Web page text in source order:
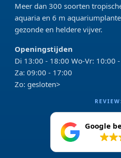
Meer dan 300 soorten
aquaria en 6 m
gezonde en heldere vijver.
Openingstijden
Di 13:00 - 18:00 Wo-Vr: 10:00
Za: 09:00 - 17:00
Zo: gesloten>
Google